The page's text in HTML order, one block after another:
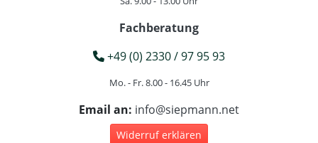
Fachberatung
+49 (0) 2330 / 97 95 93
Mo. - Fr. 8.00 - 16.45 Uhr
Email an: info@siepmann.net
Widerruf erklären